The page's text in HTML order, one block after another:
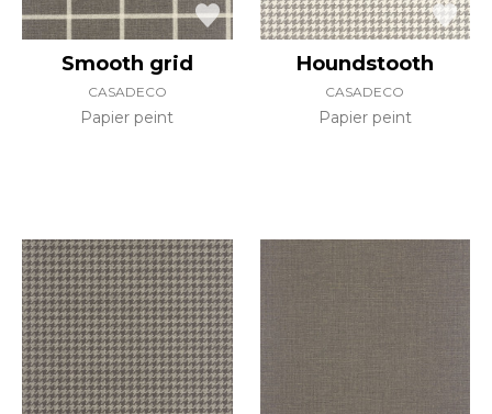
Smooth grid
CASADECO
Papier peint
Houndstooth
CASADECO
Papier peint